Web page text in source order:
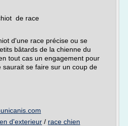
de race
d'une race précise ou se
bâtards de la chienne du
tout cas un engagement pour
saurait se faire sur un coup de
d'exterieur / race chien